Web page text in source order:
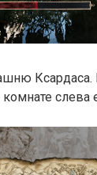
Ксардаса.
слева